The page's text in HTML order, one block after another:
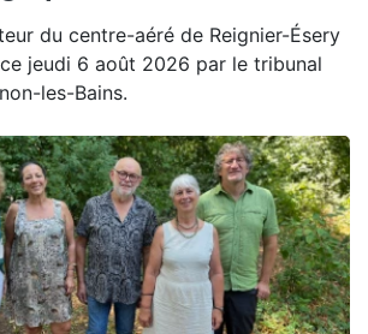
du centre-aéré de Reignier-Ésery
jeudi 6 août 2026 par le tribunal
les-Bains.